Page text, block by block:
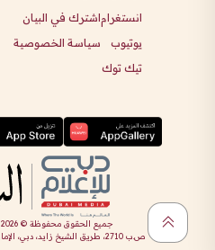
انستغرام
يوتيوب
تيك توك
اشترك في البيان
سياسة الخصوصية
جميع الحقوق محفوظة ©2026
ص.ب 2710، طريق الشيخ زايد، دبي، الإمارات العربية المتحدة